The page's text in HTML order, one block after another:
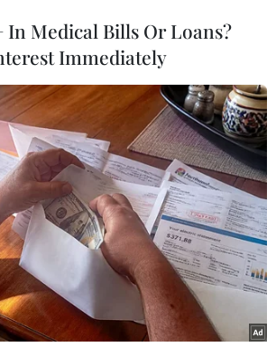
FFI đã phát hiện những chú cá
hồi cuối tháng Một vừa qua tại
ở dãy núi Cardamom, thuộc
Nam Campuchia.
trách về các loài quan trọng
Pablo Sinovas nhấn mạnh: "Đây
thời khắc quan trọng và dường
đạt được bước ngoặt trong
loài cá sấu Xiêm."
tung trailer tiết lộ loài cá sấu
In Medical Bills Or Loans?
Immediately